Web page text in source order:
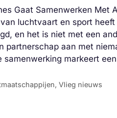
Gaat Samenwerken Met
luchtvaart en sport
en het is niet met een
partnerschap aan met
samenwerking markeert
, Vlieg nieuws